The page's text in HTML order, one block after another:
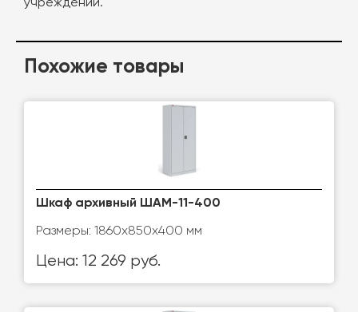
учреждений.
Похожие товары
Шкаф архивный ШАМ-11-400
Размеры: 1860x850x400 мм
Цена: 12 269 руб.